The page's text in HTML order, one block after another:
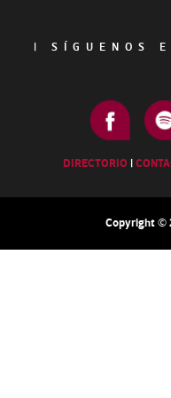
|
SÍGUENOS
DIRECTORIO |
Copyright ©